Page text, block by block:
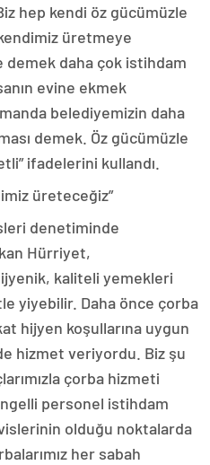
hep kendi öz gücümüzle
üretmeye
demek daha çok istihdam
evine ekmek
belediyemizin daha
demek. Öz gücümüzle
ifadelerini kullandı.
üreteceğiz”
denetiminde
Hürriyet,
kaliteli yemekleri
yiyebilir. Daha önce çorba
hijyen koşullarına uygun
hizmet veriyordu. Biz şu
çorba hizmeti
personel istihdam
olduğu noktalarda
her sabah